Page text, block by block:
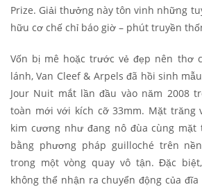
Prize. Giải thưởng này tôn vinh những
hữu cơ chế chỉ báo giờ – phút truyền
Vốn bị mê hoặc trước vẻ đẹp nên thơ
lánh, Van Cleef & Arpels đã hồi sinh
Jour Nuit mắt lần đầu vào năm 2008
toàn mới với kích cỡ 33mm. Mặt trăng
kim cương như đang nô đùa cùng
bằng phương pháp guilloché trên
trong một vòng quay vô tận. Đặc
không thể nhận ra chuyển động của